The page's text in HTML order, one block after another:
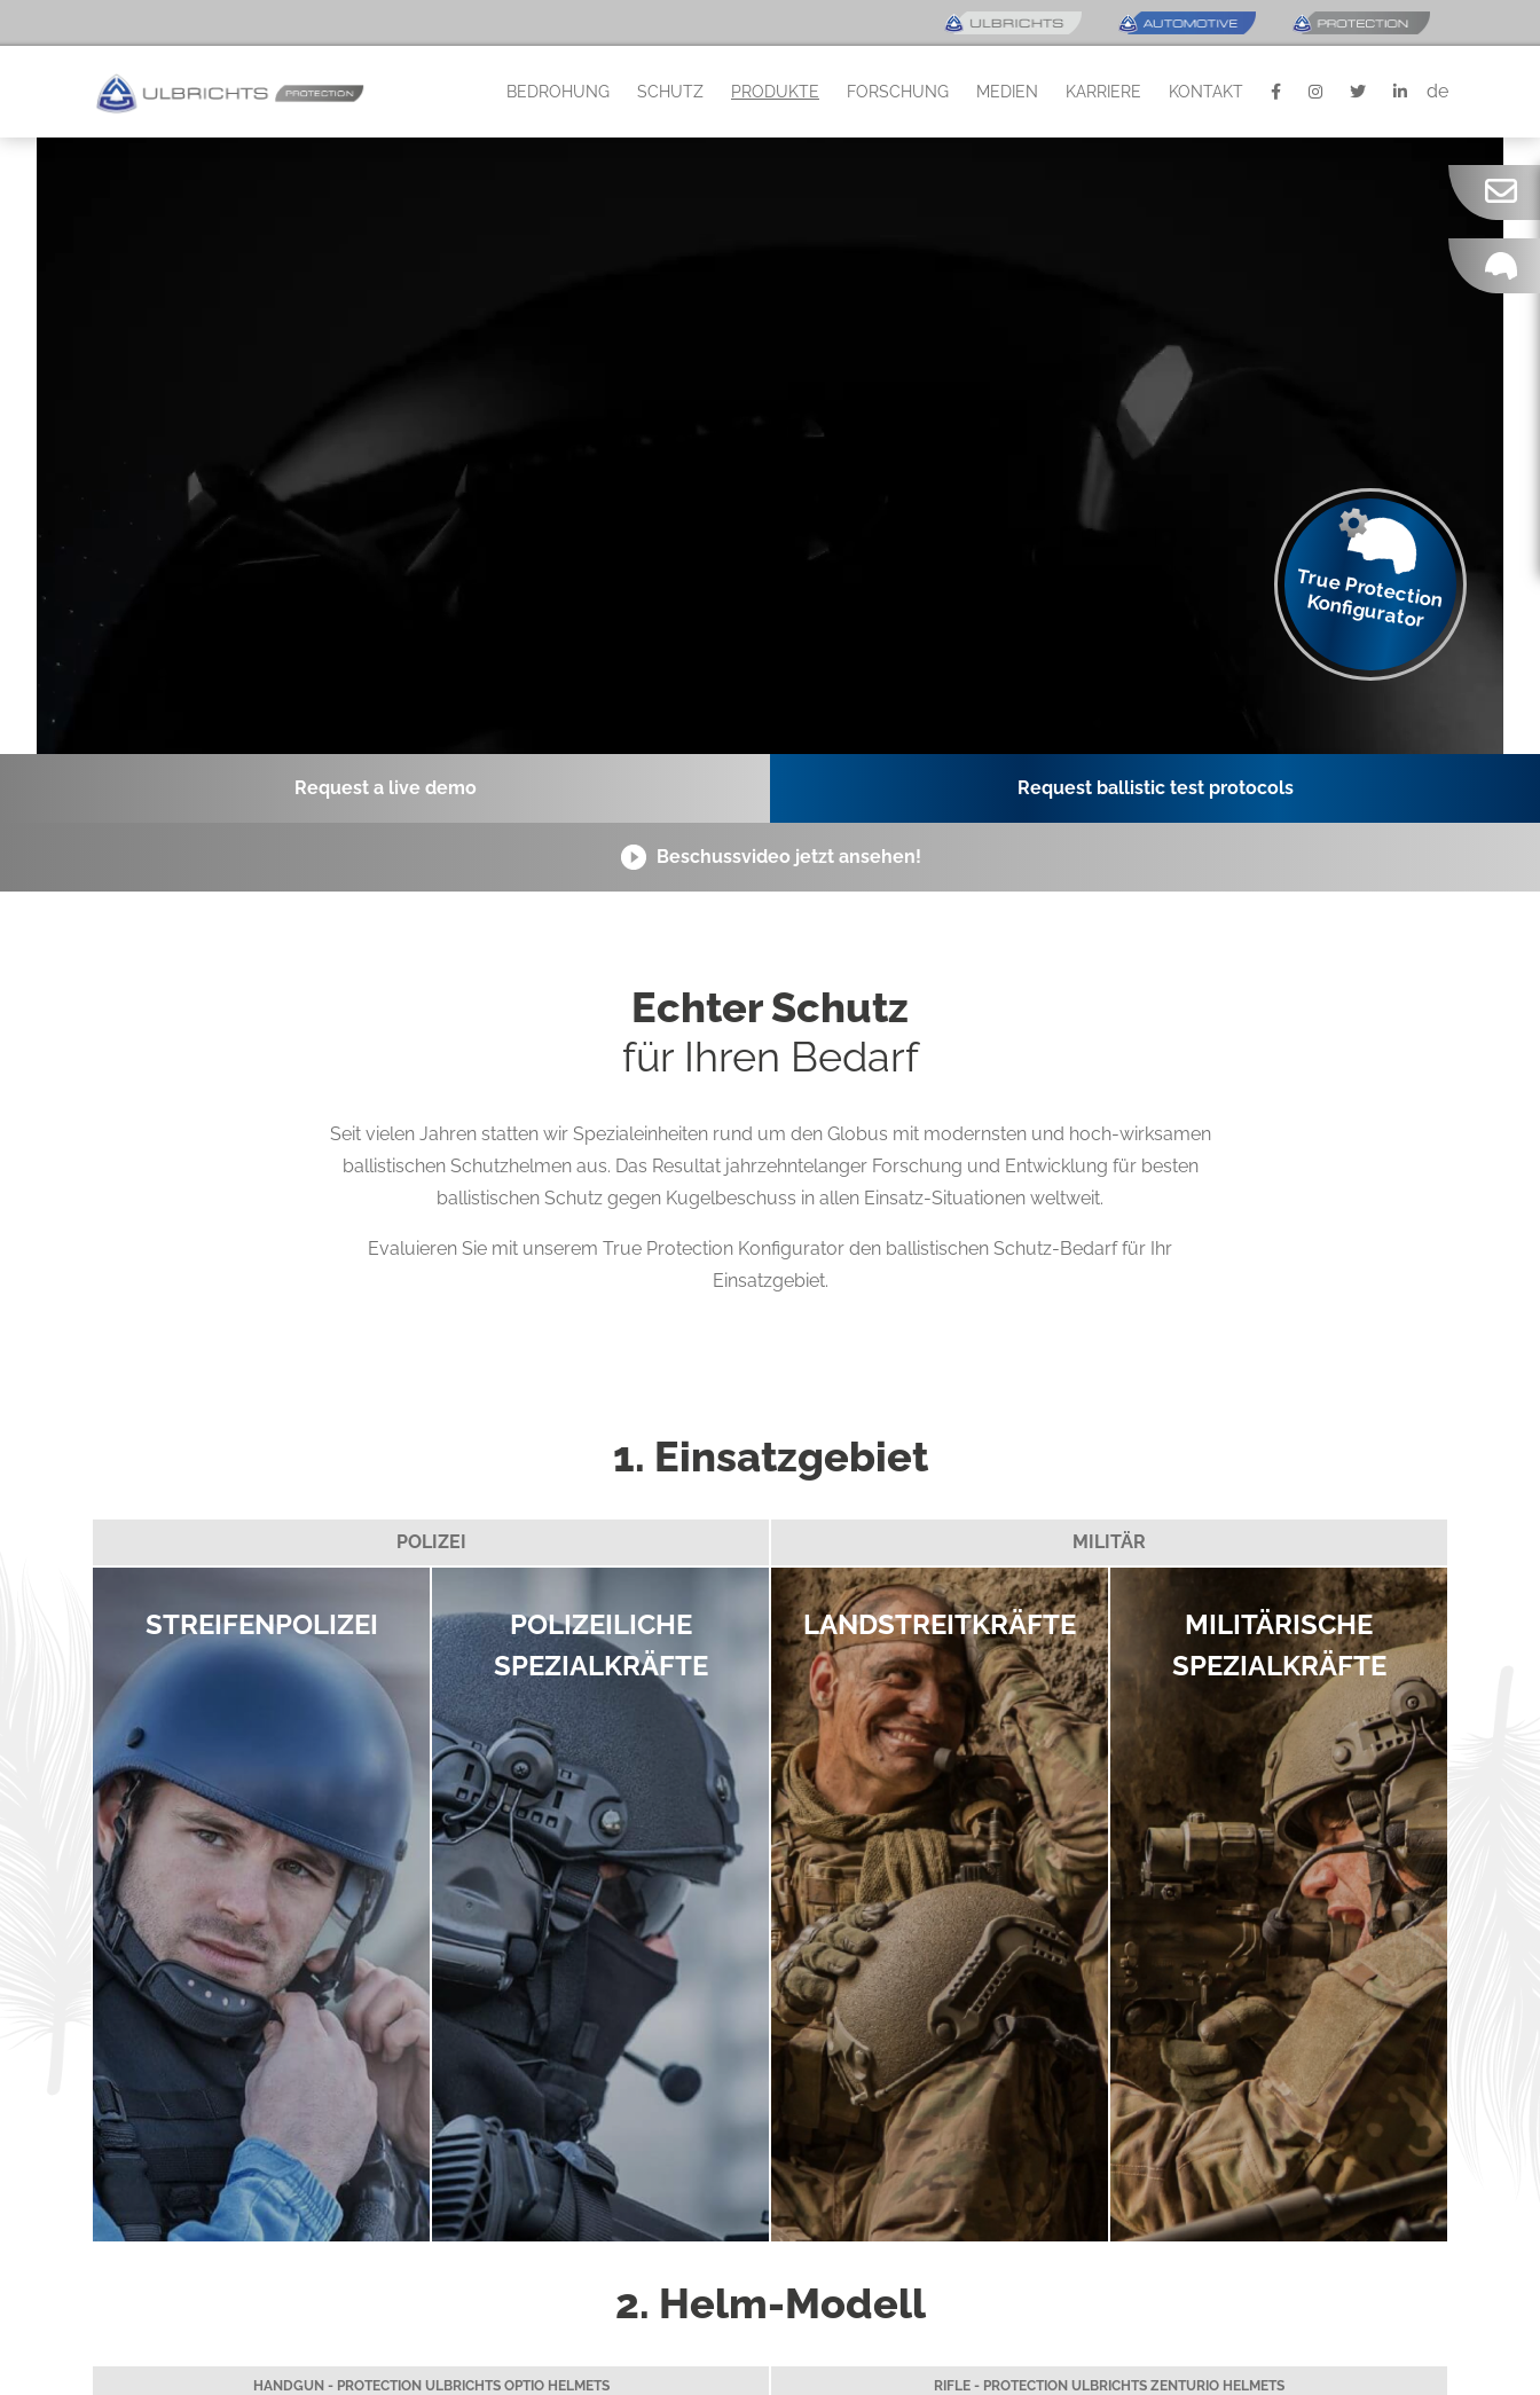
BEDROHUNG SCHUTZ PRODUKTE FORSCHUNG MEDIEN KARRIERE KONTAKT de
True Protection Konfigurator
Request a live demo Request ballistic test protocols
Beschussvideo jetzt ansehen!
Echter Schutz
für Ihren Bedarf
Seit vielen Jahren statten wir Spezialeinheiten rund um den Globus mit modernsten und hoch-wirksamen
ballistischen Schutzhelmen aus. Das Resultat jahrzehntelanger Forschung und Entwicklung für besten
ballistischen Schutz gegen Kugelbeschuss in allen Einsatz-Situationen weltweit.
Evaluieren Sie mit unserem True Protection Konfigurator den ballistischen Schutz-Bedarf für Ihr
Einsatzgebiet.
1. Einsatzgebiet
POLIZEI
STREIFENPOLIZEI
POLIZEILICHE
SPEZIALKRÄFTE
MILITÄR
LANDSTREITKRÄFTE
MILITÄRISCHE
SPEZIALKRÄFTE
2. Helm-Modell
HANDGUN - PROTECTION ULBRICHTS OPTIO HELMETS RIFLE - PROTECTION ULBRICHTS ZENTURIO HELMETS